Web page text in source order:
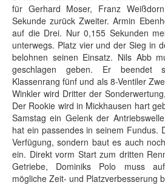
für Gerhard Moser, Franz
Sekunde zurück Zweiter. Armin
auf die Drei. Nur 0,155 Sekunden
unterwegs. Platz vier und der Sieg in
belohnen seinen Einsatz. Nils Abb
geschlagen geben. Er beendet
Klassenrang fünf und als 8-Ventiler
Winkler wird Dritter der
Der Rookie wird in Mickhausen hart
Samstag ein Gelenk der
hat ein passendes in seinem Fundus.
Verfügung, sondern baut es auch
ein. Direkt vorm Start zum dritten
Getriebe, Dominiks Polo muss
mögliche Zeit- und Platzverbesserung